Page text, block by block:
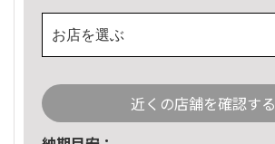
お店を選ぶ
近くの店舗を確認する